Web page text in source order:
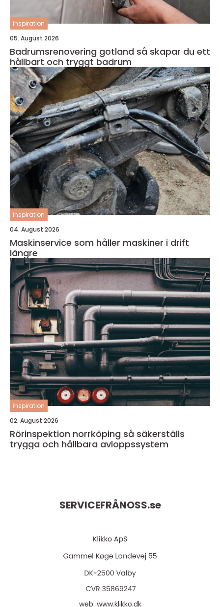
inspiration
05. August 2026
Badrumsrenovering gotland så skapar du ett
hållbart och tryggt badrum
inspiration
04. August 2026
Maskinservice som håller maskiner i drift
längre
inspiration
02. August 2026
Rörinspektion norrköping så säkerställs
trygga och hållbara avloppssystem
SERVICEFRÅNOSS.se
web: www.klikko.dk